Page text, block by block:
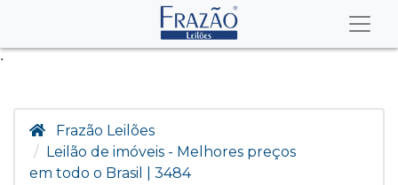
.
Frazão Leilões
Leilão de imóveis - Melhores preços
em todo o Brasil | 3484